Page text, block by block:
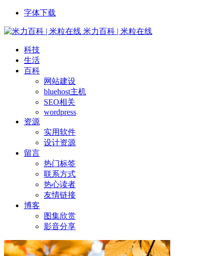
字体下载
米力百科 | 米粒在线
科技
生活
百科
网站建设
bluehost主机
SEO相关
wordpress
资源
实用软件
设计资源
留言
热门标签
联系方式
热心读者
友情链接
博客
图集欣赏
影音分享